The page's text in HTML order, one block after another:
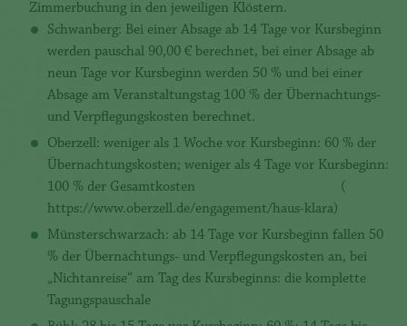
Zimmerbuchung in den jeweiligen Klöstern.
Schwanberg: Bei einer Absage ab 14 Tage vor Kursbeginn
werden pauschal 90,00 € berechnet, bei einer Absage ab
neun Tage vor Kursbeginn werden 50 % und bei einer
Absage am Veranstaltungstag 100 % der Übernachtungs-
und Verpflegungskosten berechnet.
Oberzell: weniger als 1 Woche vor Kursbeginn: 60 % der
Übernachtungskosten; weniger als 4 Tage vor Kursbeginn:
100 % der Gesamtkosten (
https://www.oberzell.de/engagement/haus-klara)
Münsterschwarzach: ab 14 Tage vor Kursbeginn fallen 50
% der Übernachtungs- und Verpflegungskosten an, bei
„Nichtanreise“ am Tag des Kursbeginns: die komplette
Tagungspauschale